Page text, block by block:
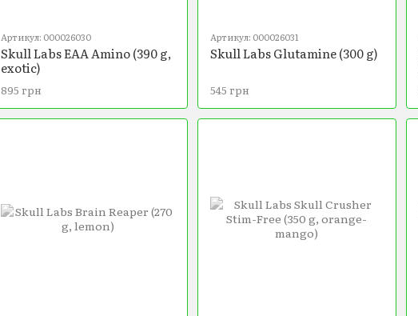
Артикул: 000026030
Skull Labs EAA Amino (390 g,
exotic)
895 грн
Артикул: 000026031
Skull Labs Glutamine (300 g)
545 грн